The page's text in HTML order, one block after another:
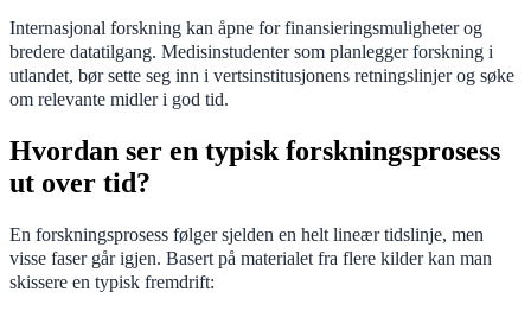
Internasjonal forskning kan åpne for finansieringsmuligheter og
bredere datatilgang. Medisinstudenter som planlegger forskning i
utlandet, bør sette seg inn i vertsinstitusjonens retningslinjer og søke
om relevante midler i god tid.
Hvordan ser en typisk forskningsprosess
ut over tid?
En forskningsprosess følger sjelden en helt lineær tidslinje, men
visse faser går igjen. Basert på materialet fra flere kilder kan man
skissere en typisk fremdrift: